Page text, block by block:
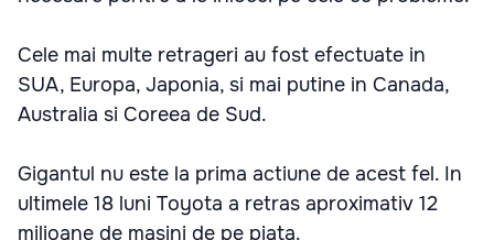
Cele mai multe retrageri au fost efectuate in
SUA, Europa, Japonia, si mai putine in Canada,
Australia si Coreea de Sud.
Gigantul nu este la prima actiune de acest fel. In
ultimele 18 luni Toyota a retras aproximativ 12
milioane de masini de pe piata.